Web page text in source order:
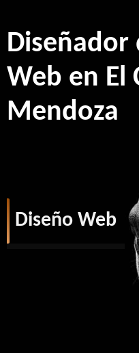
Diseñador
Web en El
Mendoza
Diseño Web